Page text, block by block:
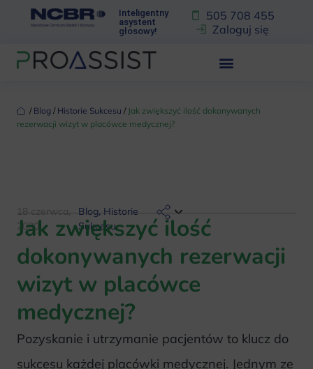
Inteligentny
asystent
głosowy!
505 708 455
Zaloguj się
‏‏‎ ‎/‏‏‎ ‎ Blog ‏‏‎ ‎/‏‏‎ ‎ Historie Sukcesu ‏‏‎ ‎/‏‏‎ ‎ Jak zwiększyć ilość dokonywanych
rezerwacji wizyt w placówce medycznej?
18 czerwca,
2020
Blog,Historie
Sukcesu
Jak zwiększyć ilość
dokonywanych rezerwacji
wizyt w placówce
medycznej?
Pozyskanie i utrzymanie pacjentów to klucz do
sukcesu każdej placówki medycznej. Jednym ze